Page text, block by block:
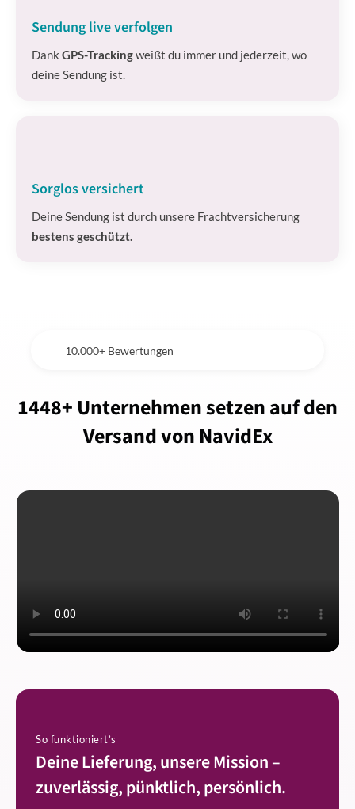
Sendung live verfolgen
Dank GPS-Trackingweißt du immer und jederzeit, wo
deine Sendung ist.
Sorglos versichert
Deine Sendung ist durch unsere Frachtversicherung
bestens geschützt.
10.000+ Bewertungen
1448+ Unternehmen setzen auf den
Versand von NavidEx
So funktioniert’s
Deine Lieferung, unsere Mission –
zuverlässig, pünktlich, persönlich.